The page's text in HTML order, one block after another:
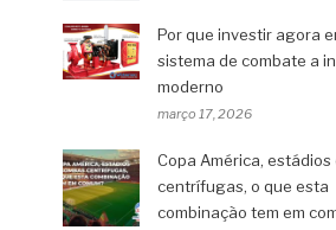
Por que investir agora
sistema de combate a
moderno
março 17, 2026
Copa América, estádios
centrífugas, o que esta
combinação tem em